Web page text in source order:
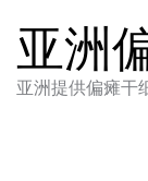
亚洲
亚洲提供偏瘫干